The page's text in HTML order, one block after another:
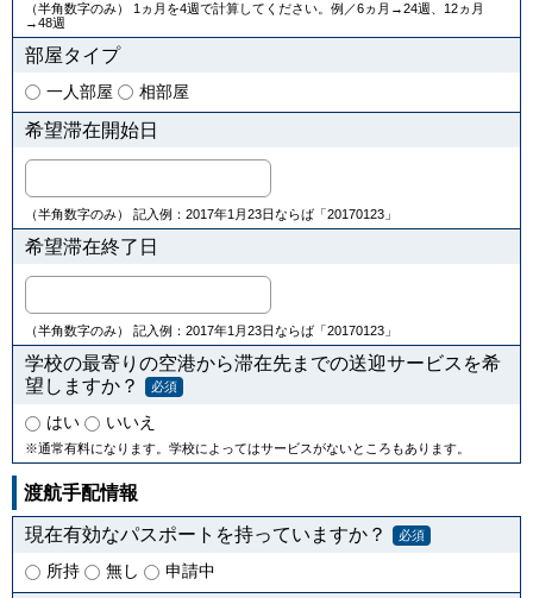
（半角数字のみ） 1ヵ月を4週で計算してください。例／6ヵ月→24週、12ヵ月
→48週
部屋タイプ
一人部屋 相部屋
希望滞在開始日
（半角数字のみ） 記入例：2017年1月23日ならば「20170123」
希望滞在終了日
（半角数字のみ） 記入例：2017年1月23日ならば「20170123」
学校の最寄りの空港から滞在先までの送迎サービスを希
望しますか？
必須
はい いいえ
※通常有料になります。学校によってはサービスがないところもあります。
渡航手配情報
現在有効なパスポートを持っていますか？ 必須
所持 無し 申請中